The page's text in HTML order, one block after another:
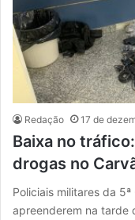
Redação 17 de
Baixa no
drogas no
Policiais militares da
apreenderem na tarde